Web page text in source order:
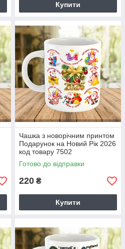
Купити
Чашка з новорічним принтом
Подарунок на Новий Рік 2026
код товару 7502
Готово до відправки
220 ₴
Купити